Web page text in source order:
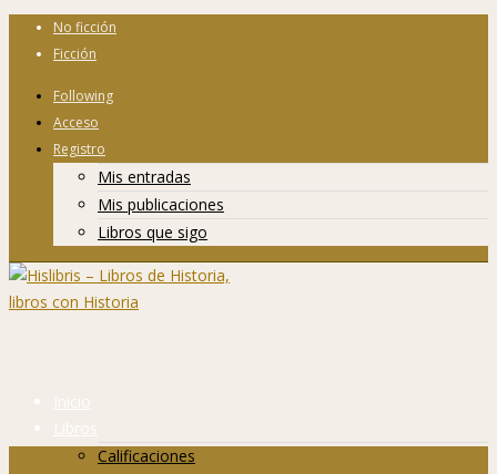
No ficción
Ficción
Following
Acceso
Registro
Mis entradas
Mis publicaciones
Libros que sigo
Inicio
Libros
Calificaciones